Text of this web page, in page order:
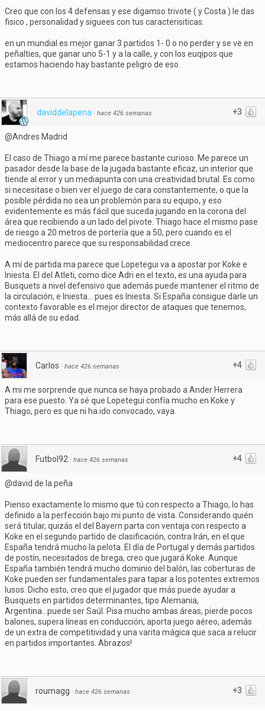
Creo que con los 4 defensas y ese digamso trivote ( y Costa ) le das
fisico , personalidad y siguees con tus caracterisiticas.
en un mundial es mejor ganar 3 partidos 1- 0 o no perder y se ve en
peñalties, que ganar uno 5-1 y a la calle, y con los euqipos que
estamos haciendo hay bastante peligro de eso.
+3
daviddelapena · hace 426 semanas
@Andres Madrid
El caso de Thiago a mí me parece bastante curioso. Me parece un
pasador desde la base de la jugada bastante eficaz, un interior que
tiende al error y un mediapunta con una creatividad brutal. Es como
si necesitase o bien ver el juego de cara constantemente, o que la
posible pérdida no sea un problemón para su equipo, y eso
evidentemente es más fácil que suceda jugando en la corona del
área que recibiendo a un lado del pivote. Thiago hace el mismo pase
de riesgo a 20 metros de portería que a 50, pero cuando es el
mediocentro parece que su responsabilidad crece.
A mí de partida ma parece que Lopetegui va a apostar por Koke e
Iniesta. El del Atleti, como dice Adri en el texto, es una ayuda para
Busquets a nivel defensivo que además puede mantener el ritmo de
la circulación, e Iniesta... pues es Iniesta. Si España consigue darle un
contexto favorable es el mejor director de ataques que tenemos,
más allá de su edad.
+4
Carlos · hace 426 semanas
A mi me sorprende que nunca se haya probado a Ander Herrera
para ese puesto. Ya sé que Lopetegui confía mucho en Koke y
Thiago, pero es que ni ha ido convocado, vaya.
+4
Futbol92 · hace 426 semanas
@david de la peña
Pienso exactamente lo mismo que tú con respecto a Thiago, lo has
definido a la perfección bajo mi punto de vista. Considerando quién
será titular, quizás el del Bayern parta con ventaja con respecto a
Koke en el segundo partido de clasificación, contra Irán, en el que
España tendrá mucho la pelota. El día de Portugal y demás partidos
de postín, necesitados de brega, creo que jugará Koke. Aunque
España también tendrá mucho dominio del balón, las coberturas de
Koke pueden ser fundamentales para tapar a los potentes extremos
lusos. Dicho esto, creo que el jugador que más puede ayudar a
Busquets en partidos determinantes, tipo Alemania,
Argentina...puede ser Saúl. Pisa mucho ambas áreas, pierde pocos
balones, supera líneas en conducción, aporta juego aéreo, además
de un extra de competitividad y una varita mágica que saca a relucir
en partidos importantes. Abrazos!
+3
roumagg · hace 426 semanas